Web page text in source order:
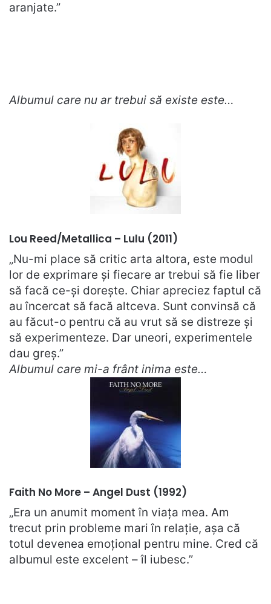
aranjate.”
Albumul care nu ar trebui să existe este…
Lou Reed/Metallica – Lulu (2011)
„Nu-mi place să critic arta altora, este modul
lor de exprimare și fiecare ar trebui să fie liber
să facă ce-și dorește. Chiar apreciez faptul că
au încercat să facă altceva. Sunt convinsă că
au făcut-o pentru că au vrut să se distreze și
să experimenteze. Dar uneori, experimentele
dau greș.”
Albumul care mi-a frânt inima este…
Faith No More – Angel Dust (1992)
„Era un anumit moment în viața mea. Am
trecut prin probleme mari în relație, așa că
totul devenea emoțional pentru mine. Cred că
albumul este excelent – îl iubesc.”